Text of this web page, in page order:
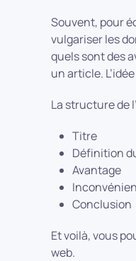
Souvent, pour
vulgariser les
quels sont des
un article.
La structure de
Titre
Définition
Avantage
Conclusion
Et voilà, vous
web.